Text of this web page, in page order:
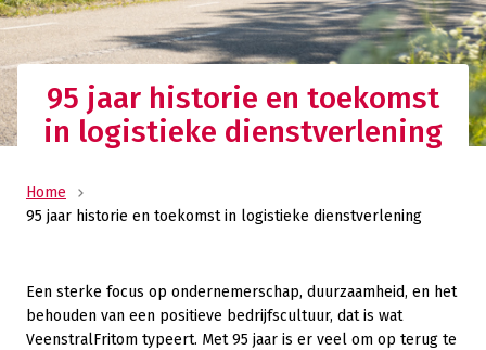
95 jaar historie en toekomst
in logistieke dienstverlening
Home
95 jaar historie en toekomst in logistieke dienstverlening
Een sterke focus op ondernemerschap, duurzaamheid, en het
behouden van een positieve bedrijfscultuur, dat is wat
VeenstralFritom typeert. Met 95 jaar is er veel om op terug te